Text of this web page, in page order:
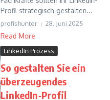
Profil strategisch gestalten...
profishunter 28. Juni 2025
Read More
LinkedIn Prozess
So gestalten Sie ein
überzeugendes
LinkedIn-Profil